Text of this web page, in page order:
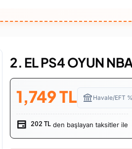
2. EL PS4 OYUN
1,749TL Havale/EFT
202 TL den başlayan taksitler ile